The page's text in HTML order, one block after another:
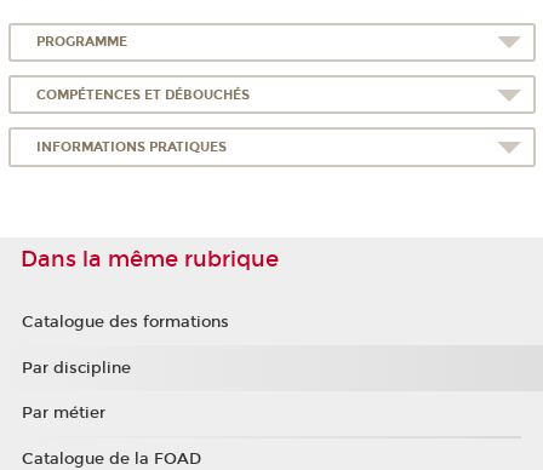
PROGRAMME
COMPÉTENCES ET DÉBOUCHÉS
INFORMATIONS PRATIQUES
Dans la même rubrique
Catalogue des formations
Par discipline
Par métier
Catalogue de la FOAD